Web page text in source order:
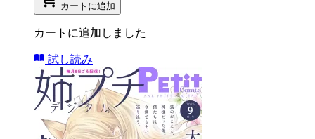
カートに追加
カートに追加しました
試し読み